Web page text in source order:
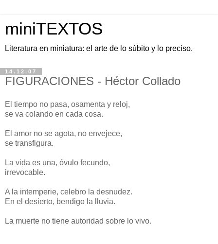
miniTEXTOS
Literatura en miniatura: el arte de lo súbito y lo preciso.
14.12.07
FIGURACIONES - Héctor Collado
El tiempo no pasa, osamenta y reloj,
se va colando en cada cosa.
El amor no se agota, no envejece,
se transfigura.
La vida es una, óvulo fecundo,
irrevocable.
A la intemperie, celebro la desnudez.
En el desierto, bendigo la lluvia.
La muerte no tiene autoridad sobre lo vivo.